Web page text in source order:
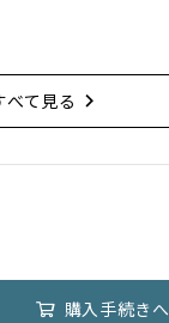
べて見る
購入手続きへ